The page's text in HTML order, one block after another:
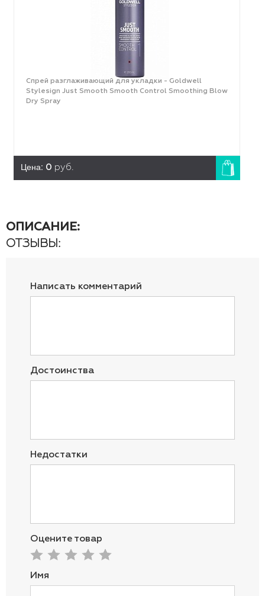
Спрей разглаживающий для укладки - Goldwell
Stylesign Just Smooth Smooth Control Smoothing Blow
Dry Spray
Цена: 0 руб.
ОПИСАНИЕ:
ОТЗЫВЫ:
Написать комментарий
Достоинства
Недостатки
Оцените товар
Имя